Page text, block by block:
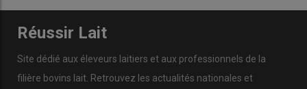
Réussir Lait
Site dédié aux éleveurs laitiers et aux professionnels de la
filière bovins lait. Retrouvez les actualités nationales et